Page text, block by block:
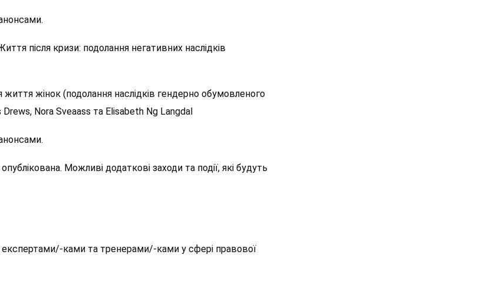
після кризи: подолання негативних наслідків
жінок (подолання наслідків гендерно обумовленого
Nora Sveaass та Elisabeth Ng Langdal
Можливі додаткові заходи та події, які будуть
експертами/-ками та тренерами/-ками у сфері правової